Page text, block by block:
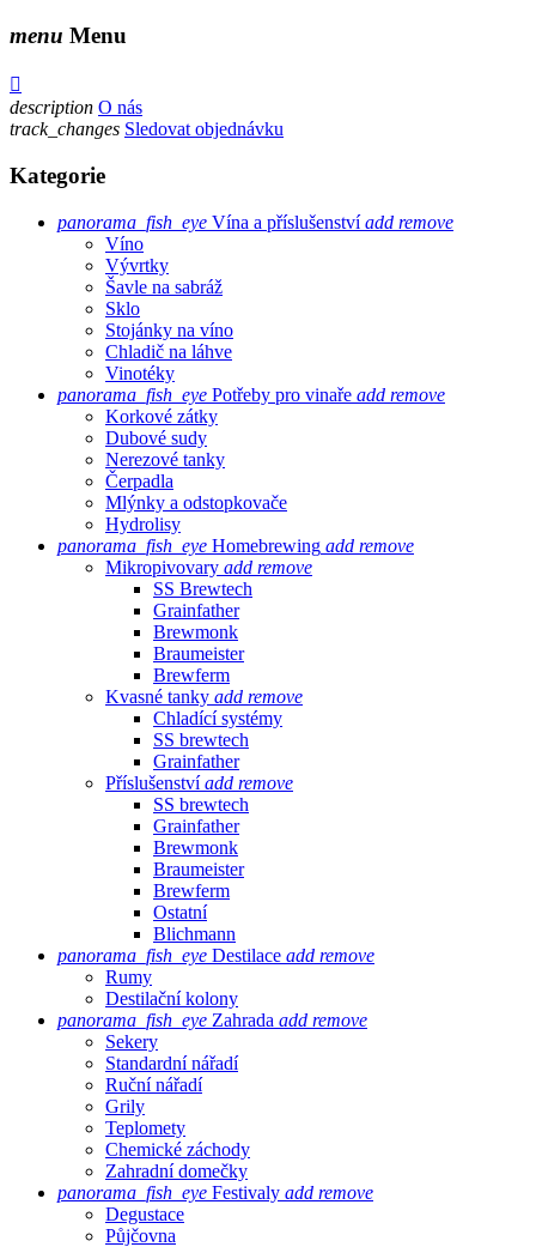
menu Menu

description O nás
track_changes Sledovat objednávku
Kategorie
panorama_fish_eye Vína a příslušenství add remove
Víno
Vývrtky
Šavle na sabráž
Sklo
Stojánky na víno
Chladič na láhve
Vinotéky
panorama_fish_eye Potřeby pro vinaře add remove
Korkové zátky
Dubové sudy
Nerezové tanky
Čerpadla
Mlýnky a odstopkovače
Hydrolisy
panorama_fish_eye Homebrewing add remove
Mikropivovary add remove
SS Brewtech
Grainfather
Brewmonk
Braumeister
Brewferm
Kvasné tanky add remove
Chladící systémy
SS brewtech
Grainfather
Příslušenství add remove
SS brewtech
Grainfather
Brewmonk
Braumeister
Brewferm
Ostatní
Blichmann
panorama_fish_eye Destilace add remove
Rumy
Destilační kolony
panorama_fish_eye Zahrada add remove
Sekery
Standardní nářadí
Ruční nářadí
Grily
Teplomety
Chemické záchody
Zahradní domečky
panorama_fish_eye Festivaly add remove
Degustace
Půjčovna